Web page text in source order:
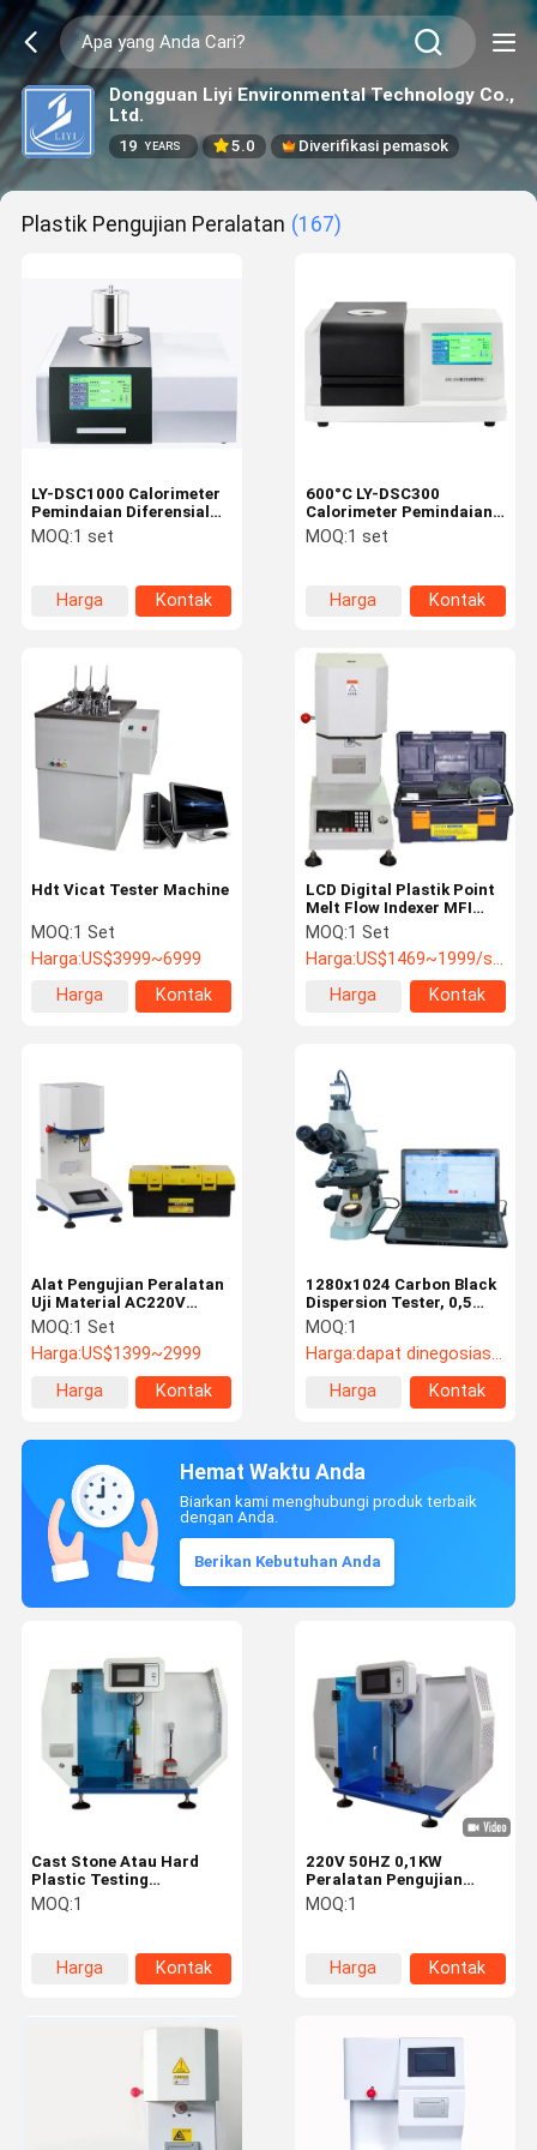
Dongguan Liyi Environmental Technology Co.,
Ltd.
19 YEARS 5.0 Diverifikasi pemasok
Plastik Pengujian Peralatan (167)
LY-DSC1000 Calorimeter
Pemindaian Diferensial
Suhu 1150°C
MOQ:1 set
Harga
Kontak
600°C LY-DSC300
Calorimeter Pemindaian
Diferensial DSC
MOQ:1 set
Harga
Kontak
Hdt Vicat Tester Machine
MOQ:1 Set
Harga:US$3999~6999
Harga
Kontak
LCD Digital Plastik Point
Melt Flow Indexer MFI
Tester
MOQ:1 Set
Harga:US$1469~1999/set
Harga
Kontak
Alat Pengujian Peralatan
Uji Material AC220V
Powerfull
MOQ:1 Set
Harga:US$1399~2999
Harga
Kontak
1280x1024 Carbon Black
Dispersion Tester, 0,5
Mikron Alat Uji Plastik
MOQ:1
Harga:dapat dinegosiasikan
Harga
Kontak
Hemat Waktu Anda
Biarkan kami menghubungi produk terbaik
dengan Anda.
Berikan Kebutuhan Anda
220V 50HZ 0,1KW
Peralatan Pengujian
Plastik, 180 Izod
Pendulum Dampak Tester
MOQ:1
Harga
Kontak
Cast Stone Atau Hard
Plastic Testing
Equipment / Notch
Charpy Impact Tester
MOQ:1
Harga
Kontak